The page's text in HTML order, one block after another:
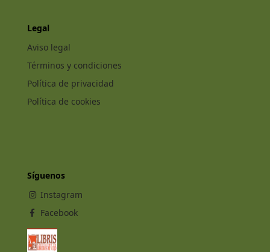
Legal
Aviso legal
Términos y condiciones
Política de privacidad
Política de cookies
Síguenos
Instagram
Facebook